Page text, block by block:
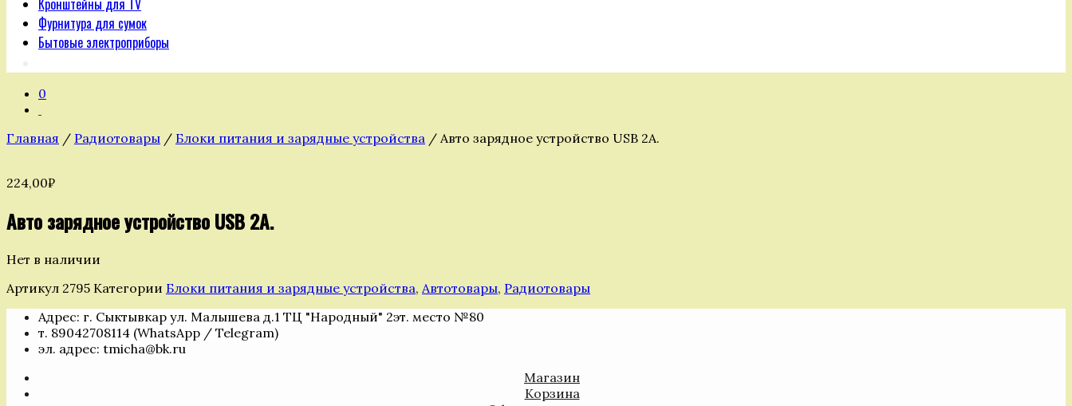
Кронштейны для TV
Фурнитура для сумок
Бытовые электроприборы
0
Главная / Радиотовары / Блоки питания и зарядные устройства / Авто зарядное устройство USB 2А.
224,00₽
Авто зарядное устройство USB 2А.
Нет в наличии
Артикул 2795 Категории Блоки питания и зарядные устройства, Автотовары, Радиотовары
Адрес: г. Сыктывкар ул. Малышева д.1 ТЦ "Народный" 2эт. место №80
т. 89042708114 (WhatsApp / Telegram)
эл. адрес: tmicha@bk.ru
Магазин
Корзина